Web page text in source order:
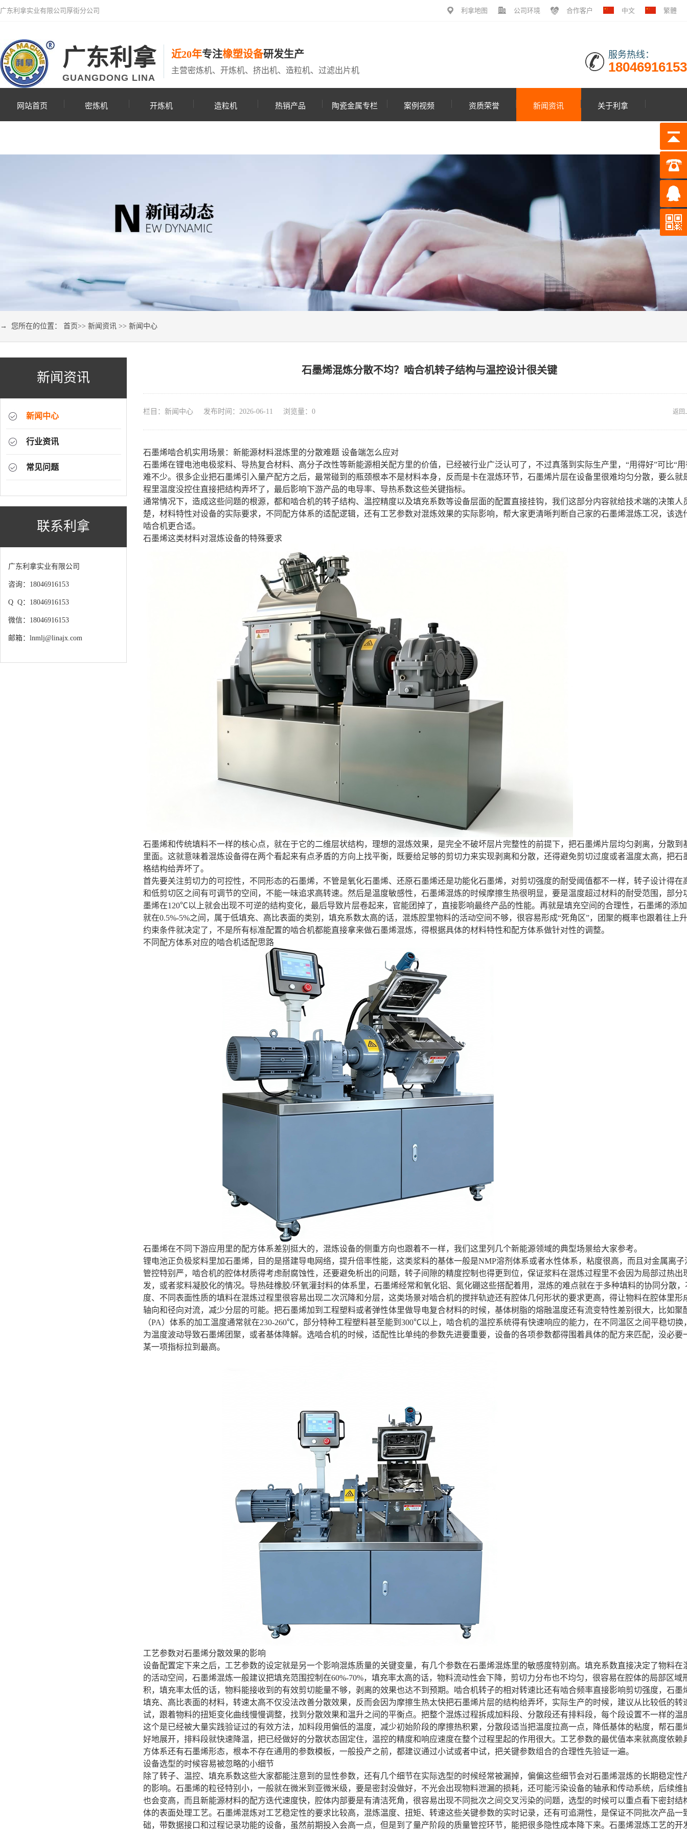
广东利拿实业有限公司厚街分公司 利拿地图 公司环境 合作客户 中文 繁體
广东利拿
GUANGDONG LINA
近20年专注橡塑设备研发生产
主营密炼机、开炼机、挤出机、造粒机、过滤出片机
服务热线：
18046916153
网站首页 密炼机 开炼机 造粒机 热销产品 陶瓷金属专栏 案例视频 资质荣誉 新闻资讯 关于利拿
→ 您所在的位置： 首页>> 新闻资讯 >> 新闻中心
新闻资讯
新闻中心
行业资讯
常见问题
联系利拿
广东利拿实业有限公司
咨询：18046916153
Q Q：18046916153
微信：18046916153
邮箱：lnmlj@linajx.com
石墨烯混炼分散不均？啮合机转子结构与温控设计很关键
栏目：新闻中心 发布时间：2026-06-11 浏览量： 0 返回
石墨烯啮合机实用场景：新能源材料混炼里的分散难题 设备端怎么应对
石墨烯在锂电池电极浆料、导热复合材料、高分子改性等新能源相关配方里的价值，已经被行业广泛认可了，不过真落到实际生产里，“用得好”可比“用
难不少。很多企业把石墨烯引入量产配方之后，最常碰到的瓶颈根本不是材料本身，反而是卡在混炼环节，石墨烯片层在设备里很难均匀分散，要么就
程里温度没控住直接把结构弄坏了，最后影响下游产品的电导率、导热系数这些关键指标。
通常情况下，造成这些问题的根源，都和啮合机的转子结构、温控精度以及填充系数等设备层面的配置直接挂钩，我们这部分内容就给技术端的决策人
楚，材料特性对设备的实际要求，不同配方体系的适配逻辑，还有工艺参数对混炼效果的实际影响，帮大家更清晰判断自己家的石墨烯混炼工况，该选
啮合机更合适。
石墨烯这类材料对混炼设备的特殊要求
石墨烯和传统填料不一样的核心点，就在于它的二维层状结构，理想的混炼效果，是完全不破坏层片完整性的前提下，把石墨烯片层均匀剥离，分散到
里面。这就意味着混炼设备得在两个看起来有点矛盾的方向上找平衡，既要给足够的剪切力来实现剥离和分散，还得避免剪切过度或者温度太高，把石
格结构给弄坏了。
首先要关注剪切力的可控性，不同形态的石墨烯，不管是氧化石墨烯、还原石墨烯还是功能化石墨烯，对剪切强度的耐受阈值都不一样，转子设计得在
和低剪切区之间有可调节的空间，不能一味追求高转速。然后是温度敏感性，石墨烯混炼的时候摩擦生热很明显，要是温度超过材料的耐受范围，部分
墨烯在120℃以上就会出现不可逆的结构变化，最后导致片层卷起来，官能团掉了，直接影响最终产品的性能。再就是填充空间的合理性，石墨烯的添
就在0.5%-5%之间，属于低填充、高比表面的类别，填充系数太高的话，混炼腔里物料的活动空间不够，很容易形成“死角区”，团聚的概率也跟着往上
约束条件就决定了，不是所有标准配置的啮合机都能直接拿来做石墨烯混炼，得根据具体的材料特性和配方体系做针对性的调整。
不同配方体系对应的啮合机适配思路
石墨烯在不同下游应用里的配方体系差别挺大的，混炼设备的侧重方向也跟着不一样，我们这里列几个新能源领域的典型场景给大家参考。
锂电池正负极浆料里加石墨烯，目的是搭建导电网络，提升倍率性能，这类浆料的基体一般是NMP溶剂体系或者水性体系，粘度很高，而且对金属离子
管控特别严，啮合机的腔体材质得考虑耐腐蚀性，还要避免析出的问题，转子间隙的精度控制也得更到位，保证浆料在混炼过程里不会因为局部过热出
发，或者浆料凝胶化的情况。导热硅橡胶/环氧灌封料的体系里，石墨烯经常和氧化铝、氮化硼这些搭配着用，混炼的难点就在于多种填料的协同分散，
度、不同表面性质的填料在混炼过程里很容易出现二次沉降和分层，这类场景对啮合机的搅拌轨迹还有腔体几何形状的要求更高，得让物料在腔体里形
轴向和径向对流，减少分层的可能。把石墨烯加到工程塑料或者弹性体里做导电复合材料的时候，基体树脂的熔融温度还有流变特性差别很大，比如聚
（PA）体系的加工温度通常就在230-260℃，部分特种工程塑料甚至能到300℃以上，啮合机的温控系统得有快速响应的能力，在不同温区之间平稳切换
为温度波动导致石墨烯团聚，或者基体降解。选啮合机的时候，适配性比单纯的参数先进要重要，设备的各项参数都得围着具体的配方来匹配，没必要
某一项指标拉到最高。
工艺参数对石墨烯分散效果的影响
设备配置定下来之后，工艺参数的设定就是另一个影响混炼质量的关键变量，有几个参数在石墨烯混炼里的敏感度特别高。填充系数直接决定了物料在
的活动空间，石墨烯混炼一般建议把填充范围控制在60%-70%，填充率太高的话，物料流动性会下降，剪切力分布也不均匀，很容易在腔体的局部区域
积，填充率太低的话，物料能接收到的有效剪切能量不够，剥离的效果也达不到预期。啮合机转子的相对转速比还有啮合频率直接影响剪切强度，石墨
填充、高比表面的材料，转速太高不仅没法改善分散效果，反而会因为摩擦生热太快把石墨烯片层的结构给弄坏，实际生产的时候，建议从比较低的转
试，跟着物料的扭矩变化曲线慢慢调整，找到分散效果和温升之间的平衡点。把整个混炼过程拆成加料段、分散段还有排料段，每个段设置不一样的温
这个是已经被大量实践验证过的有效方法，加料段用偏低的温度，减少初始阶段的摩擦热积累，分散段适当把温度拉高一点，降低基体的粘度，帮石墨
好地展开，排料段就快速降温，把已经做好的分散状态固定住，温控的精度和响应速度在整个过程里起的作用很大。工艺参数的最优值本来就高度依赖
方体系还有石墨烯形态，根本不存在通用的参数模板，一般投产之前，都建议通过小试或者中试，把关键参数组合的合理性先验证一遍。
设备选型的时候容易被忽略的小细节
除了转子、温控、填充系数这些大家都能注意到的显性参数，还有几个细节在实际选型的时候经常被漏掉，偏偏这些细节会对石墨烯混炼的长期稳定性
的影响。石墨烯的粒径特别小，一般就在微米到亚微米级，要是密封没做好，不光会出现物料泄漏的损耗，还可能污染设备的轴承和传动系统，后续维
也会变高，而且新能源材料的配方迭代速度快，腔体内部要是有清洁死角，很容易出现不同批次之间交叉污染的问题，选型的时候可以重点看下密封结
体的表面处理工艺。石墨烯混炼对工艺稳定性的要求比较高，混炼温度、扭矩、转速这些关键参数的实时记录，还有可追溯性，是保证不同批次产品一
础，带数据接口和过程记录功能的设备，虽然前期投入会高一点，但是到了量产阶段的质量管控环节，能把很多隐性成本降下来。石墨烯混炼工艺的开